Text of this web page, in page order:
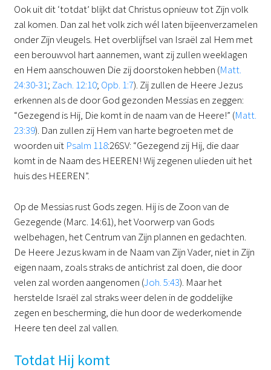
Ook uit dit ‘totdat’ blijkt dat Christus opnieuw tot Zijn volk
zal komen. Dan zal het volk zich wél laten bijeenverzamelen
onder Zijn vleugels. Het overblijfsel van Israël zal Hem met
een berouwvol hart aannemen, want zij zullen weeklagen
en Hem aanschouwen Die zij doorstoken hebben (Matt.
24:30-31; Zach. 12:10; Opb. 1:7). Zij zullen de Heere Jezus
erkennen als de door God gezonden Messias en zeggen:
“Gezegend is Hij, Die komt in de naam van de Heere!” (Matt.
23:39). Dan zullen zij Hem van harte begroeten met de
woorden uit Psalm 118:26SV: “Gezegend zij Hij, die daar
komt in de Naam des HEEREN! Wij zegenen ulieden uit het
huis des HEEREN”.
Op de Messias rust Gods zegen. Hij is de Zoon van de
Gezegende (Marc. 14:61), het Voorwerp van Gods
welbehagen, het Centrum van Zijn plannen en gedachten.
De Heere Jezus kwam in de Naam van Zijn Vader, niet in Zijn
eigen naam, zoals straks de antichrist zal doen, die door
velen zal worden aangenomen (Joh. 5:43). Maar het
herstelde Israël zal straks weer delen in de goddelijke
zegen en bescherming, die hun door de wederkomende
Heere ten deel zal vallen.
Totdat Hij komt